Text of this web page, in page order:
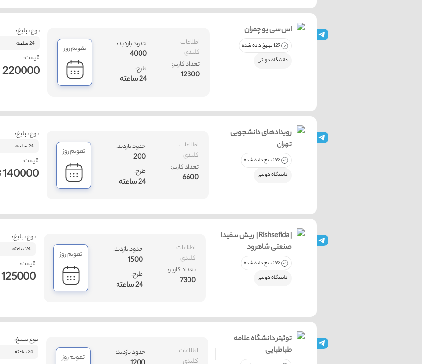
نوع تبلیغ:
24 ساعته
قیمت:
220000 تومان
اطلاعات
کلیدی
تعداد کاربر:
12300
حدود بازدید:
4000
طرح:
24 ساعته
تقویم روز
اس سی یو چمران
129 تبلیغ داده شده
دانشگاه دولتی
نوع تبلیغ:
24 ساعته
قیمت:
140000 تومان
اطلاعات
کلیدی
تعداد کاربر:
6600
حدود بازدید:
200
طرح:
24 ساعته
تقویم روز
رویدادهای دانشجویی
تهران
92 تبلیغ داده شده
دانشگاه دولتی
نوع تبلیغ:
24 ساعته
قیمت:
125000 تومان
اطلاعات
کلیدی
تعداد کاربر:
7300
حدود بازدید:
1500
طرح:
24 ساعته
تقویم روز
ریش سفیدا | Rishsefida |
صنعتی شاهرود
92 تبلیغ داده شده
دانشگاه دولتی
نوع تبلیغ:
24 ساعته
اطلاعات
کلیدی
حدود بازدید: تقویم روز
توئیتر دانشگاه علامه
طباطبایی